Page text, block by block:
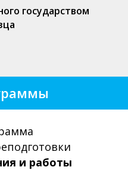
государством
и работы